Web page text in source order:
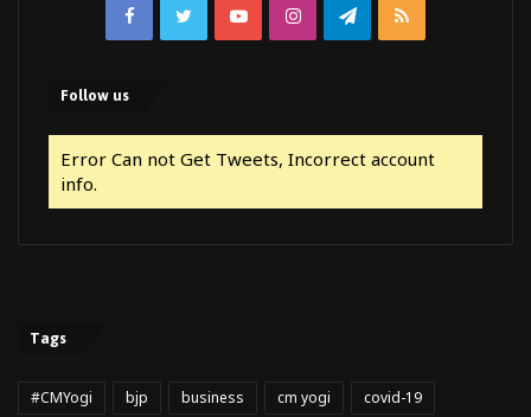
FacebookTwitterYouTubeInstagramTelegram
RSS
Follow us
Error Can not Get Tweets, Incorrect account
info.
Tags
#CMYogi bjp business cm yogi covid-19